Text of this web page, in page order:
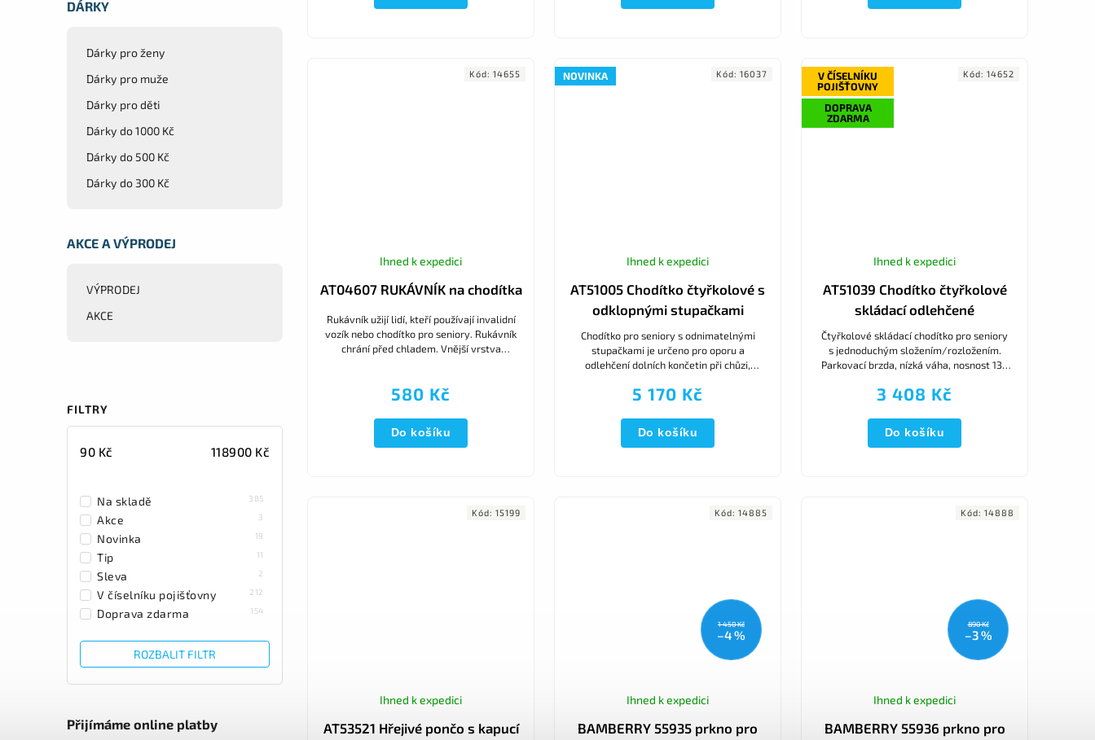
DÁRKY
Dárky pro ženy
Dárky pro muže
Dárky pro děti
Dárky do 1000 Kč
Dárky do 500 Kč
Dárky do 300 Kč
AKCE A VÝPRODEJ
VÝPRODEJ
AKCE
FILTRY
90 Kč 118900 Kč
Na skladě 385
Akce 3
Novinka 19
Tip 11
Sleva 2
V číselníku pojišťovny 212
Doprava zdarma 154
ROZBALIT FILTR
Přijímáme online platby
AT04607 RUKÁVNÍK na chodítka
Ihned k expedici
580 Kč
Do košíku
Rukávník užijí lidí, kteří používají invalidní
vozík nebo chodítko pro seniory. Rukávník
chrání před chladem. Vnější vrstva
Kód: 14655 NOVINKA
AT51005 Chodítko čtyřkolové s
odklopnými stupačkami
Ihned k expedici
5 170 Kč
Do košíku
Chodítko pro seniory s odnimatelnými
stupačkami je určeno pro oporu a
odlehčení dolních končetin při chůzi,
pooperačních stavech a následné...
Kód: 16037
V ČÍSELNÍKU
POJIŠŤOVNY
DOPRAVA
ZDARMA
AT51039 Chodítko čtyřkolové
skládací odlehčené
Ihned k expedici
3 408 Kč
Do košíku
Čtyřkolové skládací chodítko pro seniory
s jednoduchým složením/rozložením.
Parkovací brzda, nízká váha, nosnost 136
Kód: 14652
AT53521 Hřejivé pončo s kapucí
Ihned k expedici
Kód: 15199
1 450 Kč
–4 %
BAMBERRY 55935 prkno pro
Ihned k expedici
Kód: 14885
890 Kč
–3 %
BAMBERRY 55936 prkno pro
Ihned k expedici
Kód: 14888